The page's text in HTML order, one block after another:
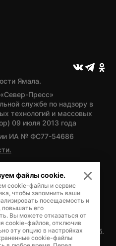
Ямала.
Пресс»
службе по надзору в
технологий и массовых
09 июля 2013 года
ИА № ФС77-54686
политики Ямало-
Богдана Кнунянца, д.1, каб.
файлы cookie.
cookie-файлы и сервис
чтобы запомнить ваши
посещаемость и
повышать его
Вы можете отказаться от
cookie-файлов, отключив
эту опцию в настройках
cookie-файлы